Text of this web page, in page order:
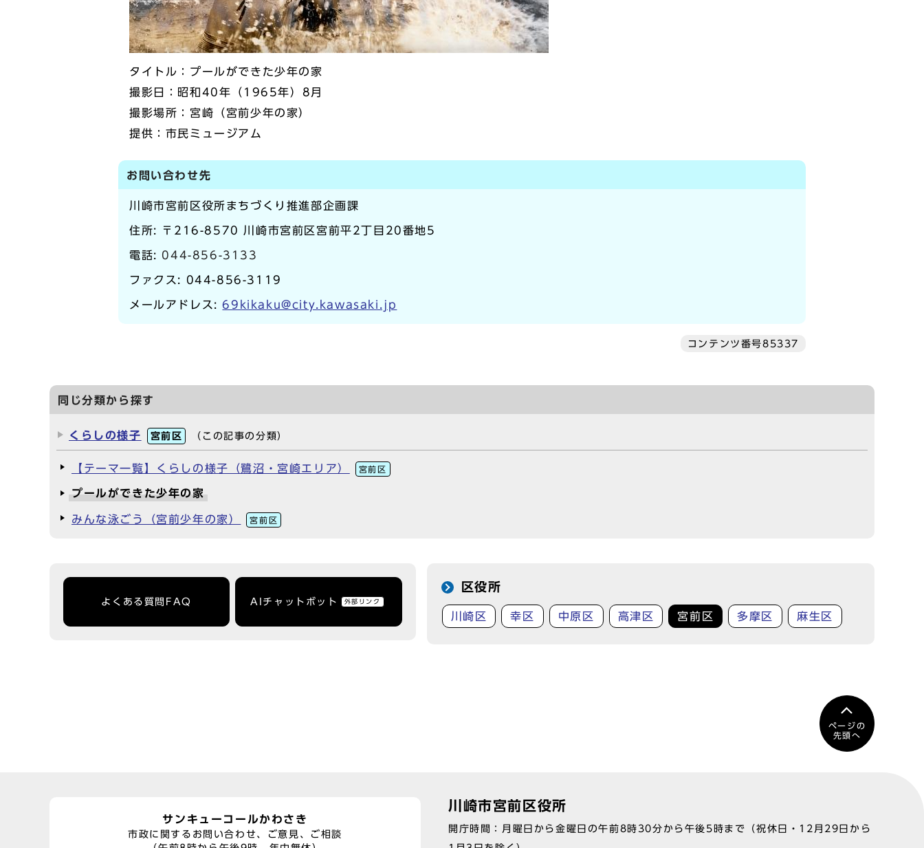
タイトル：プールができた少年の家
撮影日：昭和40年（1965年）8月
撮影場所：宮崎（宮前少年の家）
提供：市民ミュージアム
お問い合わせ先
川崎市宮前区役所まちづくり推進部企画課
住所: 〒216-8570 川崎市宮前区宮前平2丁目20番地5
電話: 044-856-3133
ファクス: 044-856-3119
メールアドレス:69kikaku@city.kawasaki.jp
コンテンツ番号85337
同じ分類から探す
くらしの様子 宮前区 （この記事の分類）
【テーマ一覧】くらしの様子（鷺沼・宮崎エリア） 宮前区
プールができた少年の家
みんな泳ごう（宮前少年の家） 宮前区
よくある質問FAQ AIチャットボット 外部リンク
区役所
川崎区 幸区 中原区 高津区 宮前区 多摩区 麻生区
ページの
先頭へ
サンキューコールかわさき
市政に関するお問い合わせ、ご意見、ご相談
川崎市宮前区役所
開庁時間：月曜日から金曜日の午前8時30分から午後5時まで（祝休日・12月29日から